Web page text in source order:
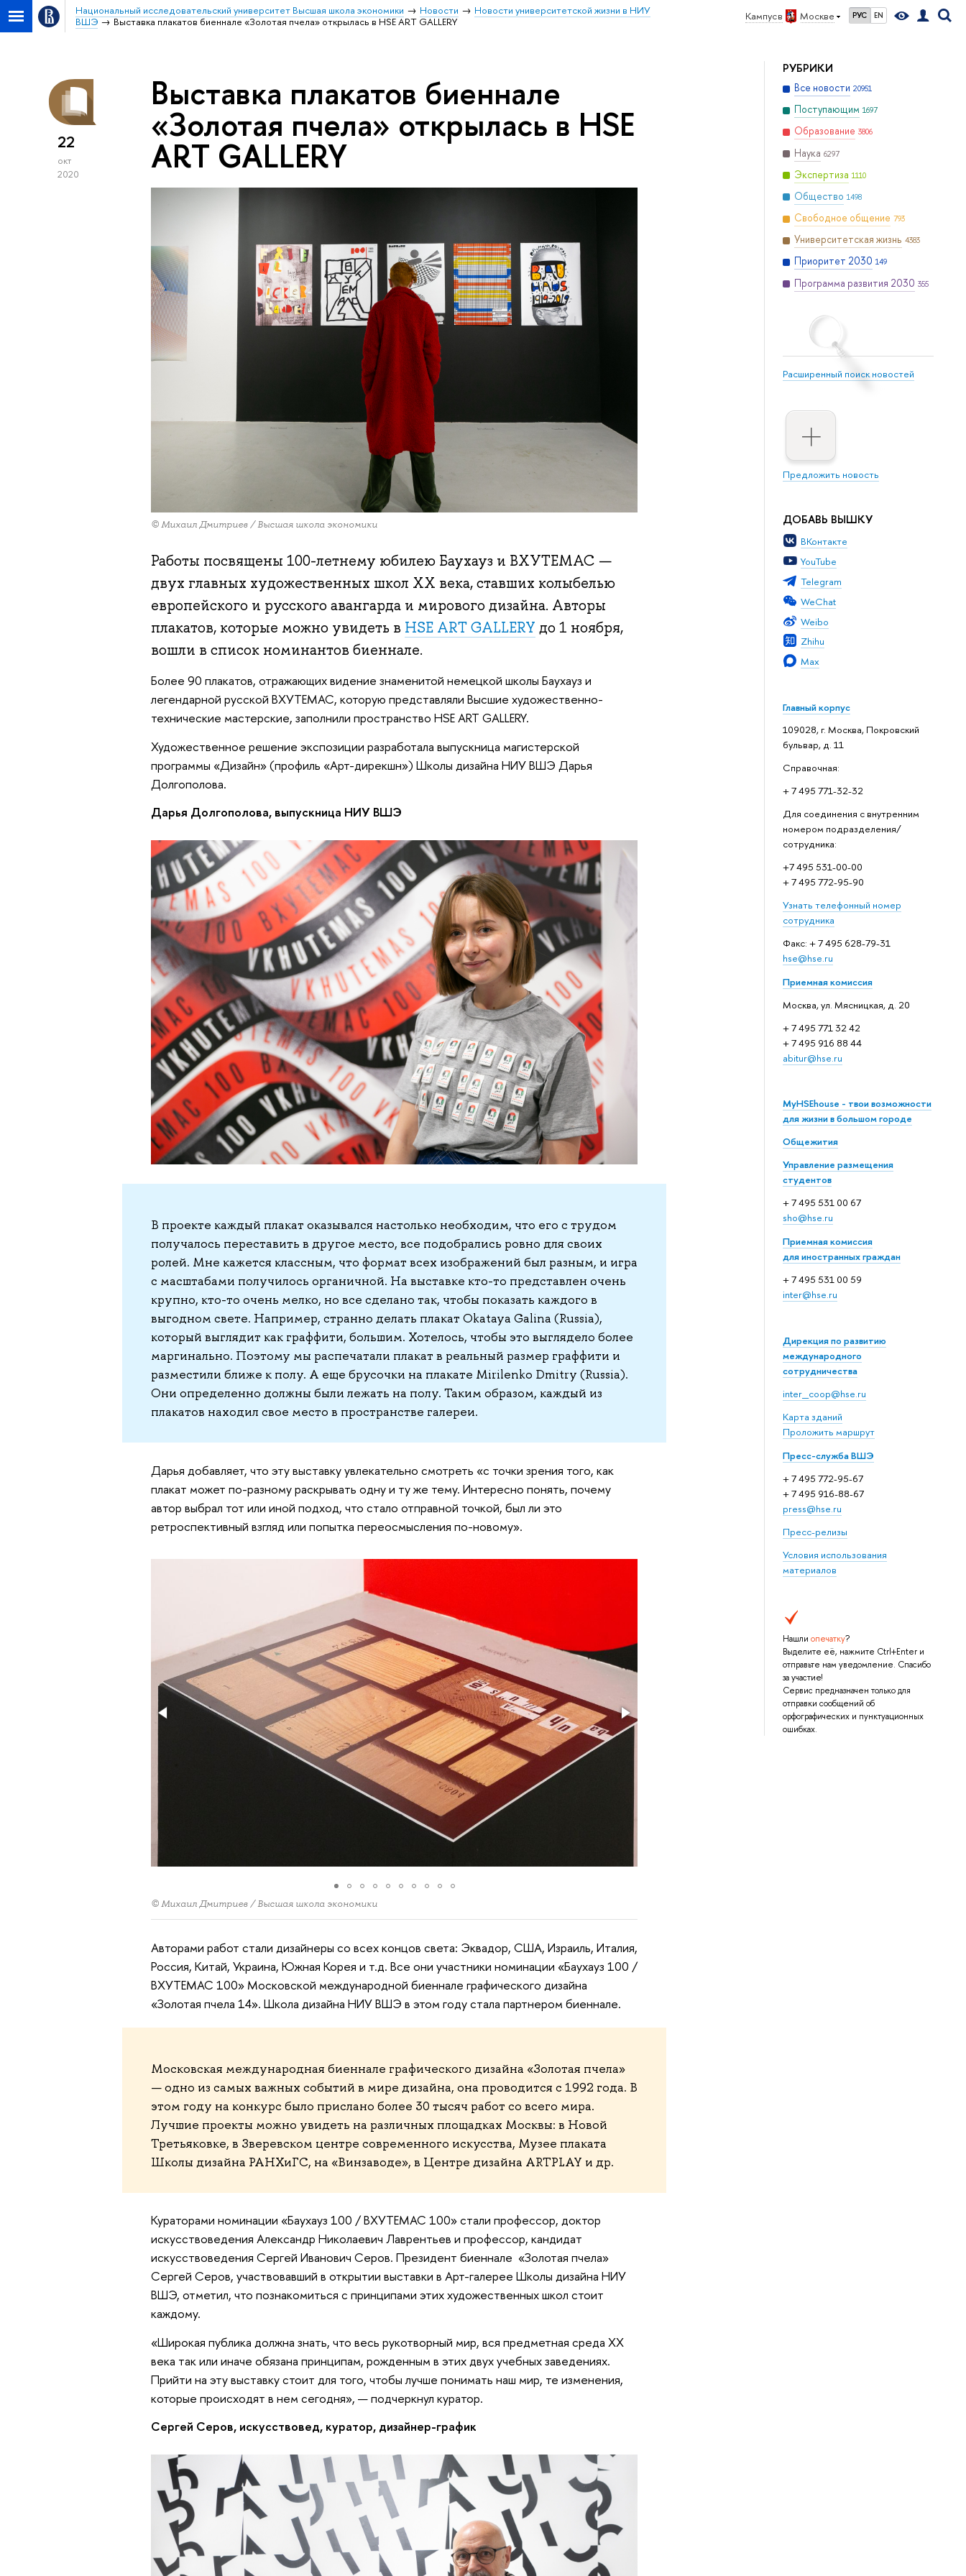
Кампус в Москве РУС EN
Национальный исследовательский университет Высшая школа экономики Новости
Новости университетской жизни в НИУ
ВШЭ
Выставка плакатов биеннале «Золотая пчела» открылась в HSE ART GALLERY
РУБРИКИ
Все новости 20951
Поступающим 1697
Образование 3806
Наука 6297
Экспертиза 1110
Общество 1498
Свободное общение 793
Университетская жизнь 4383
Приоритет 2030 149
Программа развития 2030 355
Расширенный поиск новостей
Предложить новость
ДОБАВЬ ВЫШКУ
ВКонтакте
YouTube
Telegram
WeChat
Weibo
Zhihu
Max
Главный корпус
109028, г. Москва, Покровский
бульвар, д. 11
Справочная:
+ 7 495 771-32-32
Для соединения с внутренним
номером подразделения/
сотрудника:
+7 495 531-00-00
+ 7 495 772-95-90
Узнать телефонный номер
сотрудника
Факс: + 7 495 628-79-31
hse@hse.ru
Приемная комиссия
Москва, ул. Мясницкая, д. 20
+ 7 495 771 32 42
+ 7 495 916 88 44
abitur@hse.ru
MyHSEhouse - твои возможности
для жизни в большом городе
Общежития
Управление размещения
студентов
+ 7 495 531 00 67
sho@hse.ru
Приемная комиссия
для иностранных граждан
+ 7 495 531 00 59
inter@hse.ru
Дирекция по развитию
международного
сотрудничества
inter_coop@hse.ru
Карта зданий
Проложить маршрут
Пресс-служба ВШЭ
+ 7 495 772-95-67
+ 7 495 916-88-67
press@hse.ru
Пресс-релизы
Условия использования
материалов
Нашли опечатку?
Выделите её, нажмите Ctrl+Enter и
отправьте нам уведомление. Спасибо
за участие!
Сервис предназначен только для
отправки сообщений об
орфографических и пунктуационных
ошибках.
22
окт
2020
Выставка плакатов биеннале
«Золотая пчела» открылась в HSE
ART GALLERY
© Михаил Дмитриев / Высшая школа экономики
Работы посвящены 100-летнему юбилею Баухауз и ВХУТЕМАС —
двух главных художественных школ ХХ века, ставших колыбелью
европейского и русского авангарда и мирового дизайна. Авторы
плакатов, которые можно увидеть в HSE ART GALLERY до 1 ноября,
вошли в список номинантов биеннале.
Более 90 плакатов, отражающих видение знаменитой немецкой школы Баухауз и
легендарной русской ВХУТЕМАС, которую представляли Высшие художественно-
технические мастерские, заполнили пространство HSE ART GALLERY.
Художественное решение экспозиции разработала выпускница магистерской
программы «Дизайн» (профиль «Арт-дирекшн») Школы дизайна НИУ ВШЭ Дарья
Долгополова.
Дарья Долгополова, выпускница НИУ ВШЭ
В проекте каждый плакат оказывался настолько необходим, что его с трудом
получалось переставить в другое место, все подобрались ровно для своих
ролей. Мне кажется классным, что формат всех изображений был разным, и игра
с масштабами получилось органичной. На выставке кто-то представлен очень
крупно, кто-то очень мелко, но все сделано так, чтобы показать каждого в
выгодном свете. Например, странно делать плакат Okataya Galina (Russia),
который выглядит как граффити, большим. Хотелось, чтобы это выглядело более
маргинально. Поэтому мы распечатали плакат в реальный размер граффити и
разместили ближе к полу. А еще брусочки на плакате Mirilenko Dmitry (Russia).
Они определенно должны были лежать на полу. Таким образом, каждый из
плакатов находил свое место в пространстве галереи.
Дарья добавляет, что эту выставку увлекательно смотреть «с точки зрения того, как
плакат может по-разному раскрывать одну и ту же тему. Интересно понять, почему
автор выбрал тот или иной подход, что стало отправной точкой, был ли это
ретроспективный взгляд или попытка переосмысления по-новому».
© Михаил Дмитриев / Высшая школа экономики
Авторами работ стали дизайнеры со всех концов света: Эквадор, США, Израиль, Италия,
Россия, Китай, Украина, Южная Корея и т.д. Все они участники номинации «Баухауз 100 /
ВХУТЕМАС 100» Московской международной биеннале графического дизайна
«Золотая пчела 14». Школа дизайна НИУ ВШЭ в этом году стала партнером биеннале.
Московская международная биеннале графического дизайна «Золотая пчела»
— одно из самых важных событий в мире дизайна, она проводится с 1992 года. В
этом году на конкурс было прислано более 30 тысяч работ со всего мира.
Лучшие проекты можно увидеть на различных площадках Москвы: в Новой
Третьяковке, в Зверевском центре современного искусства, Музее плаката
Школы дизайна РАНХиГС, на «Винзаводе», в Центре дизайна ARTPLAY и др.
Кураторами номинации «Баухауз 100 / ВХУТЕМАС 100» стали профессор, доктор
искусствоведения Александр Николаевич Лаврентьев и профессор, кандидат
искусствоведения Сергей Иванович Серов. Президент биеннале «Золотая пчела»
Сергей Серов, участвовавший в открытии выставки в Арт-галерее Школы дизайна НИУ
ВШЭ, отметил, что познакомиться с принципами этих художественных школ стоит
каждому.
«Широкая публика должна знать, что весь рукотворный мир, вся предметная среда XX
века так или иначе обязана принципам, рожденным в этих двух учебных заведениях.
Прийти на эту выставку стоит для того, чтобы лучше понимать наш мир, те изменения,
которые происходят в нем сегодня», — подчеркнул куратор.
Сергей Серов, искусствовед, куратор, дизайнер-график